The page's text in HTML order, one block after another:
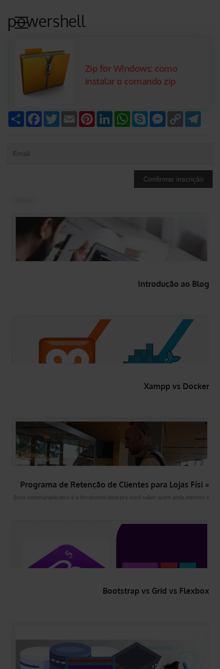
Compartilhar
FacebookTwitterEmailPinterestLinkedInWhatsApp
Skype Messenger
Copy
Link
Introdução ao Blog
Xampp vs Docker
Programa de Retenção de Clientes para Lojas Físi »
Esse sistema/aplicativo é a ferramenta ideal pra você saber quem anda interess »
Bootstrap vs Grid vs Flexbox
powershell
Zip for Windows: como
instalar o comando zip